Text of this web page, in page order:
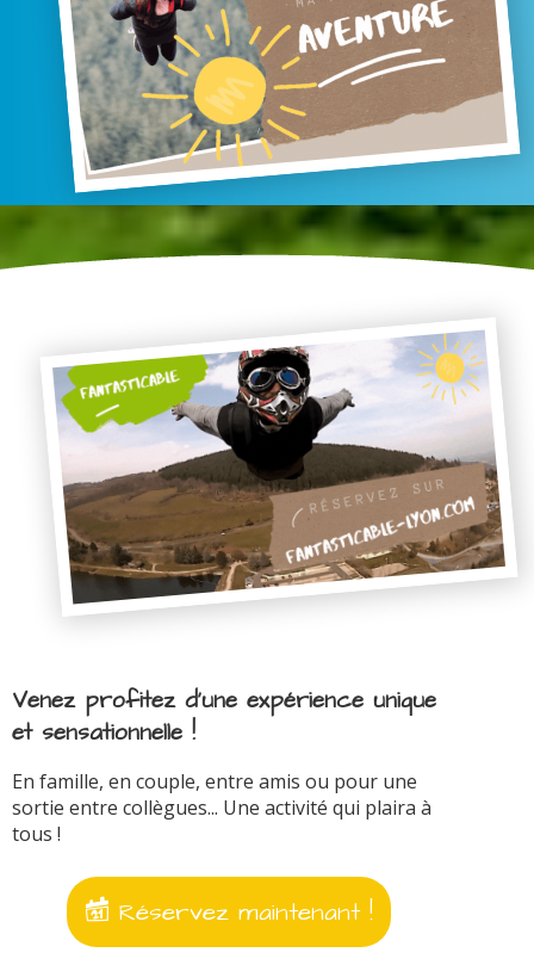
Venez profitez d'une expérience unique
et sensationnelle !
En famille, en couple, entre amis ou pour une
sortie entre collègues... Une activité qui plaira à
tous !
Réservez maintenant !